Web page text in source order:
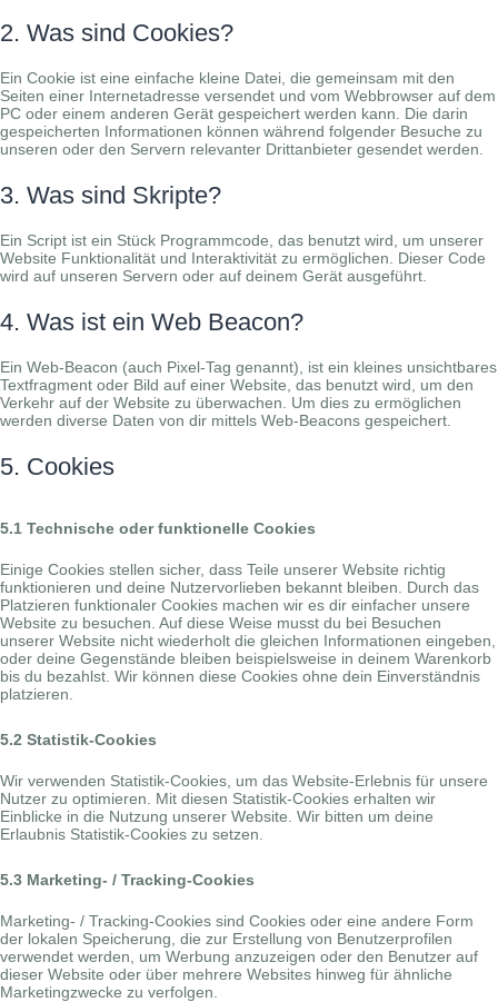
2. Was sind Cookies?
Ein Cookie ist eine einfache kleine Datei, die gemeinsam mit den
Seiten einer Internetadresse versendet und vom Webbrowser auf dem
PC oder einem anderen Gerät gespeichert werden kann. Die darin
gespeicherten Informationen können während folgender Besuche zu
unseren oder den Servern relevanter Drittanbieter gesendet werden.
3. Was sind Skripte?
Ein Script ist ein Stück Programmcode, das benutzt wird, um unserer
Website Funktionalität und Interaktivität zu ermöglichen. Dieser Code
wird auf unseren Servern oder auf deinem Gerät ausgeführt.
4. Was ist ein Web Beacon?
Ein Web-Beacon (auch Pixel-Tag genannt), ist ein kleines unsichtbares
Textfragment oder Bild auf einer Website, das benutzt wird, um den
Verkehr auf der Website zu überwachen. Um dies zu ermöglichen
werden diverse Daten von dir mittels Web-Beacons gespeichert.
5. Cookies
5.1 Technische oder funktionelle Cookies
Einige Cookies stellen sicher, dass Teile unserer Website richtig
funktionieren und deine Nutzervorlieben bekannt bleiben. Durch das
Platzieren funktionaler Cookies machen wir es dir einfacher unsere
Website zu besuchen. Auf diese Weise musst du bei Besuchen
unserer Website nicht wiederholt die gleichen Informationen eingeben,
oder deine Gegenstände bleiben beispielsweise in deinem Warenkorb
bis du bezahlst. Wir können diese Cookies ohne dein Einverständnis
platzieren.
5.2 Statistik-Cookies
Wir verwenden Statistik-Cookies, um das Website-Erlebnis für unsere
Nutzer zu optimieren. Mit diesen Statistik-Cookies erhalten wir
Einblicke in die Nutzung unserer Website. Wir bitten um deine
Erlaubnis Statistik-Cookies zu setzen.
5.3 Marketing- / Tracking-Cookies
Marketing- / Tracking-Cookies sind Cookies oder eine andere Form
der lokalen Speicherung, die zur Erstellung von Benutzerprofilen
verwendet werden, um Werbung anzuzeigen oder den Benutzer auf
dieser Website oder über mehrere Websites hinweg für ähnliche
Marketingzwecke zu verfolgen.